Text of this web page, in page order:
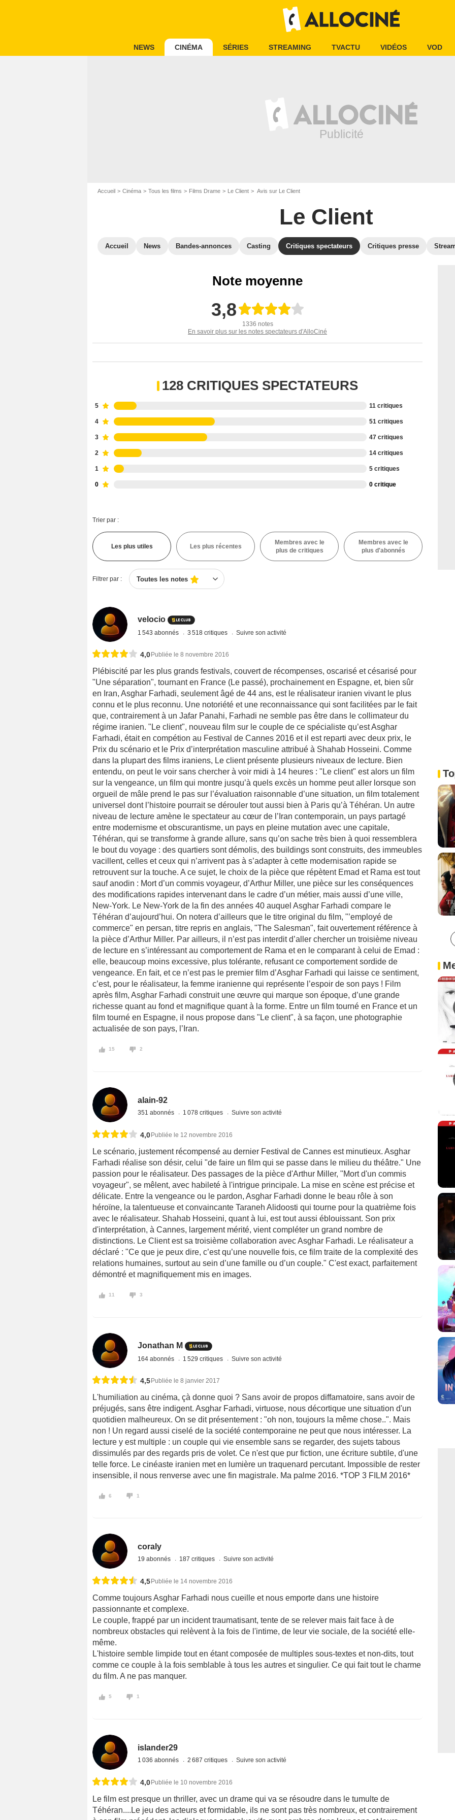
NEWS CINÉMA SÉRIES STREAMING TVACTU VIDÉOS VOD
Accueil Cinéma Tous les films Films Drame Le Client Avis sur Le Client
Le Client
Accueil News Bandes-annonces Casting Critiques spectateurs Critiques presse
Note moyenne
3,8
1336 notes
En savoir plus sur les notes spectateurs d'AlloCiné
128 CRITIQUES SPECTATEURS
5 11 critiques
4 51 critiques
3 47 critiques
2 14 critiques
1 5 critiques
0 0 critique
Trier par :
Les plus utiles Les plus récentes
Membres avec le
plus de critiques
Membres avec le
plus d'abonnés
Filtrer par : Toutes les notes
velocio
1 543 abonnés 3 518 critiques Suivre son activité
4,0 Publiée le 8 novembre 2016
Plébiscité par les plus grands festivals, couvert de récompenses, oscarisé et césarisé pour
"Une séparation", tournant en France (Le passé), prochainement en Espagne, et, bien sûr
en Iran, Asghar Farhadi, seulement âgé de 44 ans, est le réalisateur iranien vivant le plus
connu et le plus reconnu. Une notoriété et une reconnaissance qui sont facilitées par le fait
que, contrairement à un Jafar Panahi, Farhadi ne semble pas être dans le collimateur du
régime iranien. "Le client", nouveau film sur le couple de ce spécialiste qu’est Asghar
Farhadi, était en compétion au Festival de Cannes 2016 et il est reparti avec deux prix, le
Prix du scénario et le Prix d’interprétation masculine attribué à Shahab Hosseini. Comme
dans la plupart des films iraniens, Le client présente plusieurs niveaux de lecture. Bien
entendu, on peut le voir sans chercher à voir midi à 14 heures : "Le client" est alors un film
sur la vengeance, un film qui montre jusqu’à quels excès un homme peut aller lorsque son
orgueil de mâle prend le pas sur l’évaluation raisonnable d’une situation, un film totalement
universel dont l’histoire pourrait se dérouler tout aussi bien à Paris qu’à Téhéran. Un autre
niveau de lecture amène le spectateur au cœur de l’Iran contemporain, un pays partagé
entre modernisme et obscurantisme, un pays en pleine mutation avec une capitale,
Téhéran, qui se transforme à grande allure, sans qu’on sache très bien à quoi ressemblera
le bout du voyage : des quartiers sont démolis, des buildings sont construits, des immeubles
vacillent, celles et ceux qui n’arrivent pas à s’adapter à cette modernisation rapide se
retrouvent sur la touche. A ce sujet, le choix de la pièce que répètent Emad et Rama est tout
sauf anodin : Mort d’un commis voyageur, d’Arthur Miller, une pièce sur les conséquences
des modifications rapides intervenant dans le cadre d’un métier, mais aussi d’une ville,
New-York. Le New-York de la fin des années 40 auquel Asghar Farhadi compare le
Téhéran d’aujourd’hui. On notera d’ailleurs que le titre original du film, "’employé de
commerce" en persan, titre repris en anglais, "The Salesman", fait ouvertement référence à
la pièce d’Arthur Miller. Par ailleurs, il n’est pas interdit d’aller chercher un troisième niveau
de lecture en s’intéressant au comportement de Rama et en le comparant à celui de Emad :
elle, beaucoup moins excessive, plus tolérante, refusant ce comportement sordide de
vengeance. En fait, et ce n’est pas le premier film d’Asghar Farhadi qui laisse ce sentiment,
c’est, pour le réalisateur, la femme iranienne qui représente l’espoir de son pays ! Film
après film, Asghar Farhadi construit une œuvre qui marque son époque, d’une grande
richesse quant au fond et magnifique quant à la forme. Entre un film tourné en France et un
film tourné en Espagne, il nous propose dans "Le client", à sa façon, une photographie
actualisée de son pays, l’Iran.
15 2
alain-92
351 abonnés 1 078 critiques Suivre son activité
4,0Publiée le 12 novembre 2016
Le scénario, justement récompensé au dernier Festival de Cannes est minutieux. Asghar
Farhadi réalise son désir, celui "de faire un film qui se passe dans le milieu du théâtre." Une
passion pour le réalisateur. Des passages de la pièce d'Arthur Miller, "Mort d'un commis
voyageur", se mêlent, avec habileté à l'intrigue principale. La mise en scène est précise et
délicate. Entre la vengeance ou le pardon, Asghar Farhadi donne le beau rôle à son
héroïne, la talentueuse et convaincante Taraneh Alidoosti qui tourne pour la quatrième fois
avec le réalisateur. Shahab Hosseini, quant à lui, est tout aussi éblouissant. Son prix
d'interprétation, à Cannes, largement mérité, vient compléter un grand nombre de
distinctions. Le Client est sa troisième collaboration avec Asghar Farhadi. Le réalisateur a
déclaré : "Ce que je peux dire, c’est qu’une nouvelle fois, ce film traite de la complexité des
relations humaines, surtout au sein d’une famille ou d’un couple." C'est exact, parfaitement
démontré et magnifiquement mis en images.
11 3
Jonathan M
164 abonnés 1 529 critiques Suivre son activité
4,5Publiée le 8 janvier 2017
L'humiliation au cinéma, çà donne quoi ? Sans avoir de propos diffamatoire, sans avoir de
préjugés, sans être indigent. Asghar Farhadi, virtuose, nous décortique une situation d'un
quotidien malheureux. On se dit présentement : "oh non, toujours la même chose..". Mais
non ! Un regard aussi ciselé de la société contemporaine ne peut que nous intéresser. La
lecture y est multiple : un couple qui vie ensemble sans se regarder, des sujets tabous
dissimulés par des regards pris de volet. Ce n'est que pur fiction, une écriture subtile, d'une
telle force. Le cinéaste iranien met en lumière un traquenard percutant. Impossible de rester
insensible, il nous renverse avec une fin magistrale. Ma palme 2016. *TOP 3 FILM 2016*
6 1
coraly
19 abonnés 187 critiques Suivre son activité
4,5 Publiée le 14 novembre 2016
Comme toujours Asghar Farhadi nous cueille et nous emporte dans une histoire
passionnante et complexe.
Le couple, frappé par un incident traumatisant, tente de se relever mais fait face à de
nombreux obstacles qui relèvent à la fois de l'intime, de leur vie sociale, de la société elle-
même.
L'histoire semble limpide tout en étant composée de multiples sous-textes et non-dits, tout
comme ce couple à la fois semblable à tous les autres et singulier. Ce qui fait tout le charme
du film. A ne pas manquer.
5 1
islander29
1 036 abonnés 2 687 critiques Suivre son activité
4,0 Publiée le 10 novembre 2016
Le film est presque un thriller, avec un drame qui va se résoudre dans le tumulte de
Téhéran....Le jeu des acteurs et formidable, ils ne sont pas très nombreux, et contrairement